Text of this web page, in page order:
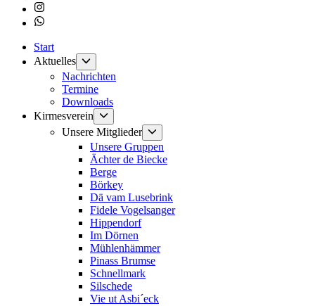
Instagram
Whatsapp
Start
Aktuelles
Untermenü
anzeigen
Nachrichten
Termine
Downloads
Kirmesverein
anzeigen
Unsere Mitglieder
anzeigen
Unsere Gruppen
Ächter de Biecke
Berge
Börkey
Dä vam Lusebrink
Fidele Vogelsanger
Hippendorf
Im Dörnen
Mühlenhämmer
Pinass Brumse
Schnellmark
Silschede
Vie ut Asbi´eck